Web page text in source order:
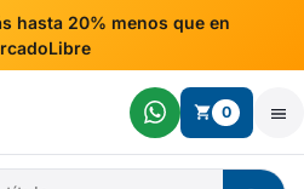
hasta 20% menos que en
0